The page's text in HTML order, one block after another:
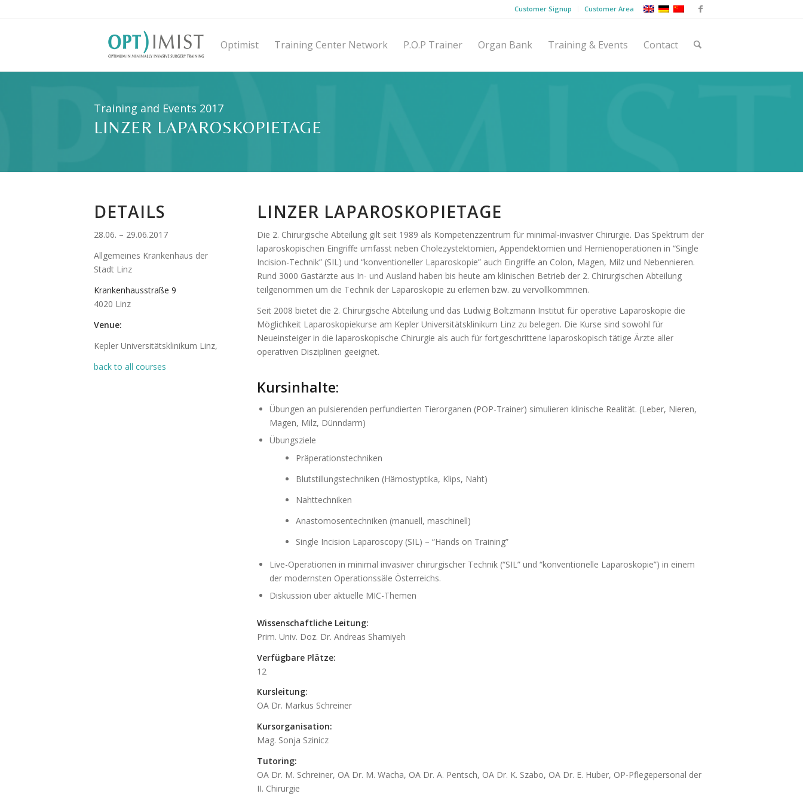
Customer Signup Customer Area
Optimist Training Center Network P.O.P Trainer Organ Bank Training & Events Contact
Training and Events 2017
LINZER LAPAROSKOPIETAGE
DETAILS
28.06. – 29.06.2017
Allgemeines Krankenhaus der
Stadt Linz
Krankenhausstraße 9
4020 Linz
Venue:
Kepler Universitätsklinikum Linz,
back to all courses
LINZER LAPAROSKOPIETAGE
Die 2. Chirurgische Abteilung gilt seit 1989 als Kompetenzzentrum für minimal-invasiver Chirurgie. Das Spektrum der
laparoskopischen Eingriffe umfasst neben Cholezystektomien, Appendektomien und Hernienoperationen in “Single
Incision-Technik” (SIL) und “konventioneller Laparoskopie” auch Eingriffe an Colon, Magen, Milz und Nebennieren.
Rund 3000 Gastärzte aus In- und Ausland haben bis heute am klinischen Betrieb der 2. Chirurgischen Abteilung
teilgenommen um die Technik der Laparoskopie zu erlernen bzw. zu vervollkommnen.
Seit 2008 bietet die 2. Chirurgische Abteilung und das Ludwig Boltzmann Institut für operative Laparoskopie die
Möglichkeit Laparoskopiekurse am Kepler Universitätsklinikum Linz zu belegen. Die Kurse sind sowohl für
Neueinsteiger in die laparoskopische Chirurgie als auch für fortgeschrittene laparoskopisch tätige Ärzte aller
operativen Disziplinen geeignet.
Kursinhalte:
Übungen an pulsierenden perfundierten Tierorganen (POP-Trainer) simulieren klinische Realität. (Leber, Nieren,
Magen, Milz, Dünndarm)
Übungsziele
Präperationstechniken
Blutstillungstechniken (Hämostyptika, Klips, Naht)
Nahttechniken
Anastomosentechniken (manuell, maschinell)
Single Incision Laparoscopy (SIL) – “Hands on Training”
Live-Operationen in minimal invasiver chirurgischer Technik (“SIL” und “konventionelle Laparoskopie”) in einem
der modernsten Operationssäle Österreichs.
Diskussion über aktuelle MIC-Themen
Wissenschaftliche Leitung:
Prim. Univ. Doz. Dr. Andreas Shamiyeh
Verfügbare Plätze:
12
Kursleitung:
OA Dr. Markus Schreiner
Kursorganisation:
Mag. Sonja Szinicz
Tutoring:
OA Dr. M. Schreiner, OA Dr. M. Wacha, OA Dr. A. Pentsch, OA Dr. K. Szabo, OA Dr. E. Huber, OP-Pflegepersonal der
II. Chirurgie